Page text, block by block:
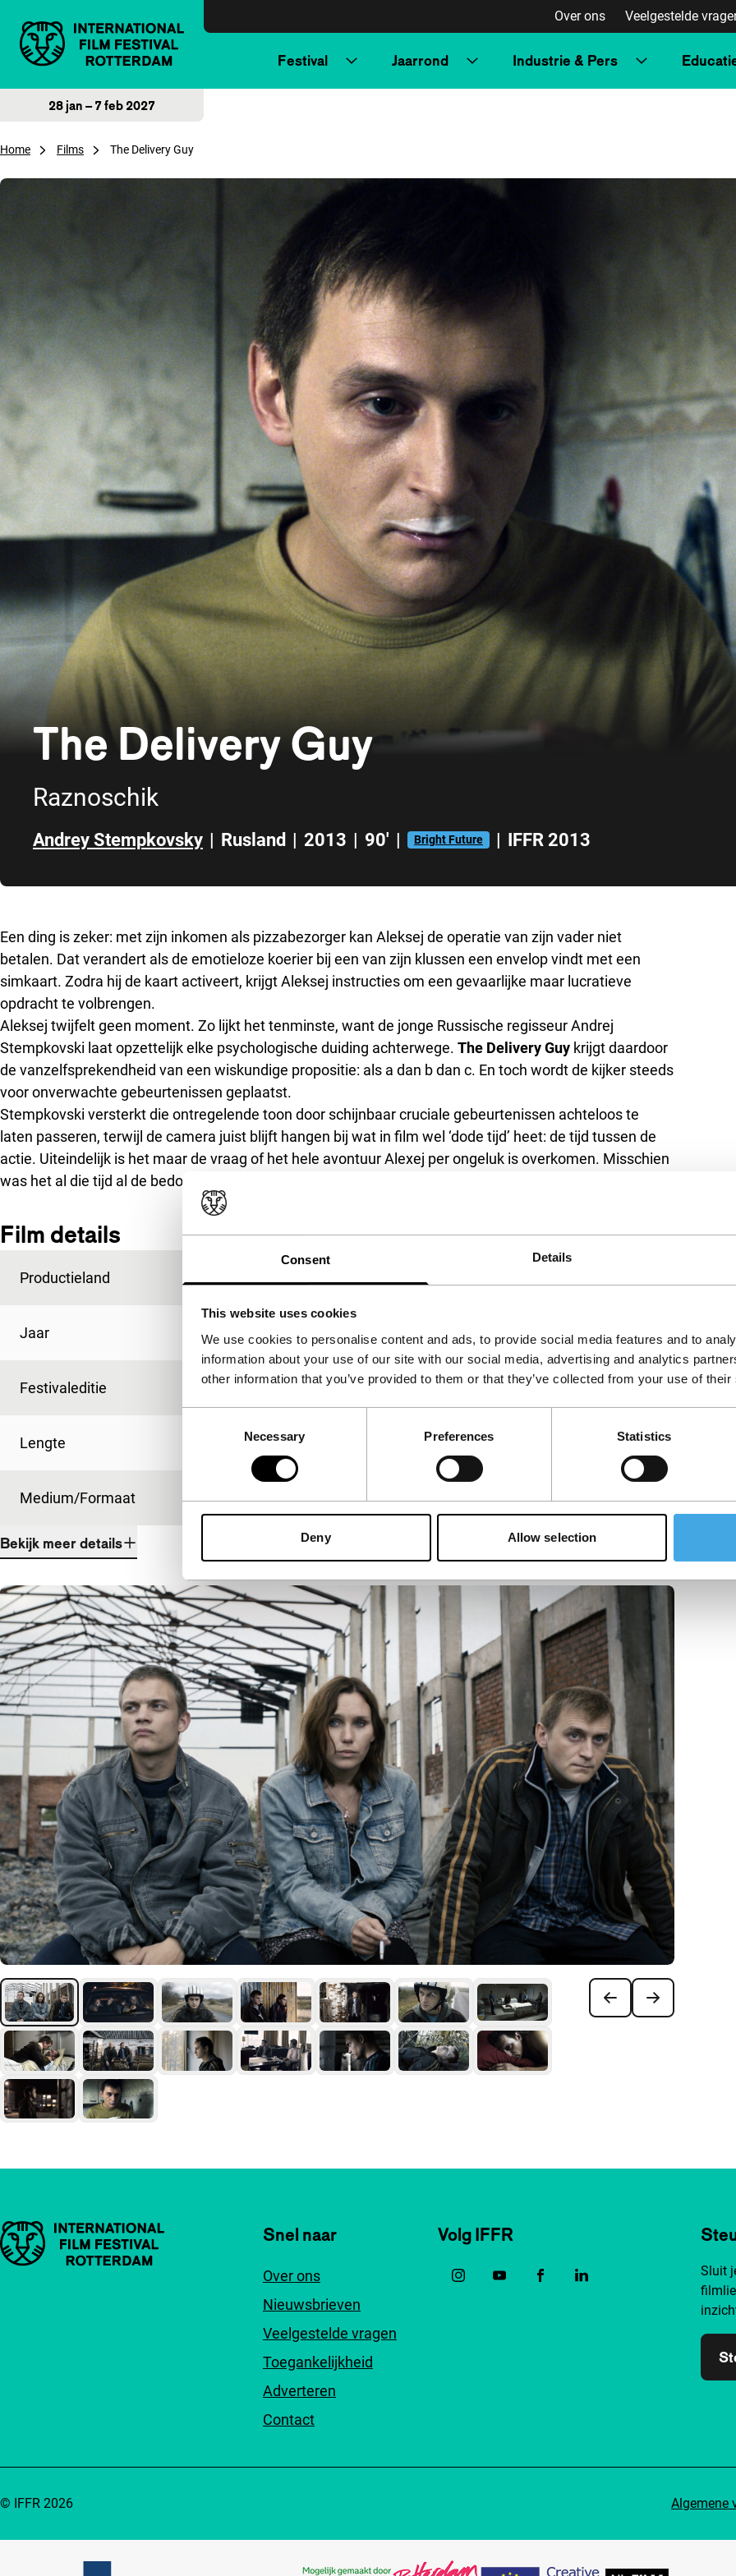
Consent Details
This website uses cookies
We use cookies to personalise content and ads, to provide social media features and to
information about your use of our site with our social media, advertising and analytics
other information that you’ve provided to them or that they’ve collected from your use of
Necessary Preferences Statistics
Deny Allow selection
Over ons Veelgestelde
Festival Jaarrond Industrie & Pers
28 jan – 7 feb 2027
Home Films The Delivery Guy
The Delivery Guy
Raznoschik
Andrey Stempkovsky | Rusland | 2013 | 90' | Bright Future | IFFR 2013
Een ding is zeker: met zijn inkomen als pizzabezorger kan Aleksej de operatie van zijn vader niet
betalen. Dat verandert als de emotieloze koerier bij een van zijn klussen een envelop vindt met een
simkaart. Zodra hij de kaart activeert, krijgt Aleksej instructies om een gevaarlijke maar lucratieve
opdracht te volbrengen.
Aleksej twijfelt geen moment. Zo lijkt het tenminste, want de jonge Russische regisseur Andrej
Stempkovski laat opzettelijk elke psychologische duiding achterwege. The Delivery Guy krijgt daardoor
de vanzelfsprekendheid van een wiskundige propositie: als a dan b dan c. En toch wordt de kijker steeds
voor onverwachte gebeurtenissen geplaatst.
Stempkovski versterkt die ontregelende toon door schijnbaar cruciale gebeurtenissen achteloos te
laten passeren, terwijl de camera juist blijft hangen bij wat in film wel ‘dode tijd’ heet: de tijd tussen de
actie. Uiteindelijk is het maar de vraag of het hele avontuur Alexej per ongeluk is overkomen. Misschien
was het al die tijd al de bedoeling.
Film details
Productieland
Jaar
Festivaleditie IFFR 2013
Lengte 90'
Medium/Formaat DCP
Bekijk meer details
Belangrijke links Snel naar
Over ons
Nieuwsbrieven
Veelgestelde vragen
Toegankelijkheid
Adverteren
Contact
Volg IFFR
Sluit
Algemene
© IFFR 2026